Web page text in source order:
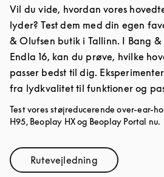
Vil du vide, hvordan vores
lyder? Test dem med din egen
& Olufsen butik i Tallinn. I Bang &
Endla 16, kan du prøve, hvilke
passer bedst til dig.
fra lydkvalitet til funktioner og
Test vores støjreducerende over-ear-
H95, Beoplay HX og Beoplay Portal nu.
RutevejledningLink Opens in New Tab